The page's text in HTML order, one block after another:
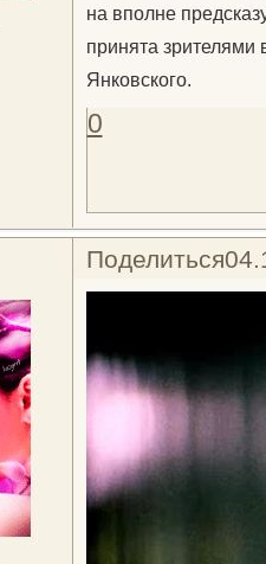
на вполне
принята зрителями
Янковского.
0
Поделиться